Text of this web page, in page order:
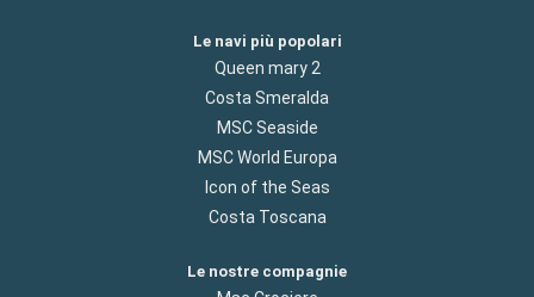
Le navi più popolari
Queen mary 2
Costa Smeralda
MSC Seaside
MSC World Europa
Icon of the Seas
Costa Toscana
Le nostre compagnie